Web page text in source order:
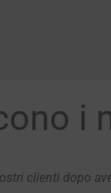
i
clienti dopo